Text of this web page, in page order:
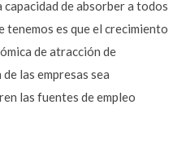
de absorber a todos
tenemos es que el crecimiento
de atracción de
las empresas sea
las fuentes de empleo